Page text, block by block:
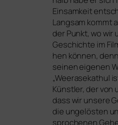
Einsamkeit
Langsam kommt
der Punkt, wo wir
Geschichte im
hen kön­nen,
sei­nen eige­nen
„Weerasekathul
Künstler, der von
dass wir unse­re
die unge­lös­ten
spro­che­nen